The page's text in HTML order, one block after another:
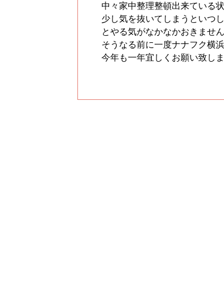
中々家中整理整頓出来ている
少し気を抜いてしまうといつ
とやる気がなかなかおきません
そうなる前に一度ナナフク横
今年も一年宜しくお願い致しま